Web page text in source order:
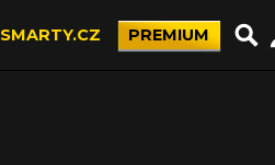
SMARTY.CZ PREMIUM